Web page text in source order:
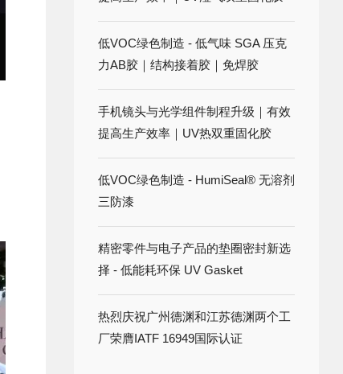
低VOC绿色制造 - 低气味 SGA 压克
力AB胶｜结构接着胶｜免焊胶
手机镜头与光学组件制程升级｜有效
提高生产效率｜UV热双重固化胶
低VOC绿色制造 - HumiSeal® 无溶剂
三防漆
精密零件与电子产品的垫圈密封新选
择 - 低能耗环保 UV Gasket
热烈庆祝广州德渊和江苏德渊两个工
厂荣膺IATF 16949国际认证